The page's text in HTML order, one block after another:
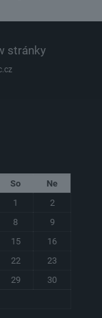
stránky
So
Ne
1
2
8
9
15
16
22
23
29
30